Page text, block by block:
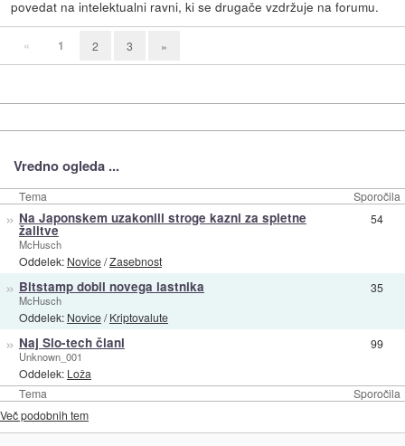
povedat na intelektualni ravni, ki se drugače vzdržuje na forumu.
« 1 2 3 »
Vredno ogleda ...
Tema Sporočila
Tema Sporočila
» Na Japonskem uzakonili stroge kazni za spletne
žalitve
McHusch
Oddelek: Novice/Zasebnost
54
» Bitstamp dobil novega lastnika
McHusch
Oddelek: Novice/Kriptovalute
35
» Naj Slo-tech člani
Unknown_001
Oddelek: Loža
99
Več podobnih tem